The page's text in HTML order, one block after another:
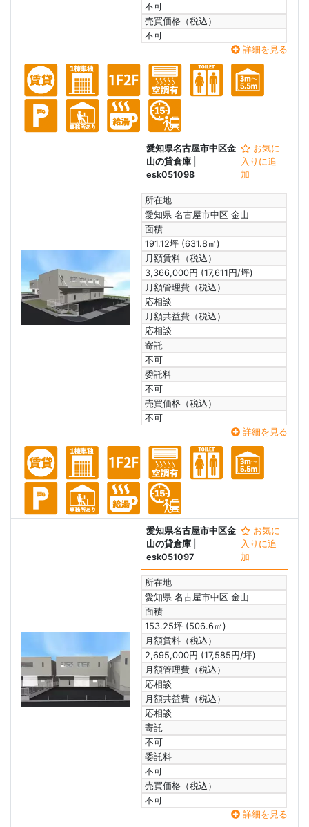
不可
売買価格（税込）
不可
詳細を見る
愛知県名古屋市中区金
山の貸倉庫
esk051098
お気に
入りに追
加
所在地
愛知県 名古屋市中区 金山
面積
191.12坪 (631.8㎡)
月額賃料（税込）
3,366,000円 (17,611円/坪)
月額管理費（税込）
応相談
月額共益費（税込）
応相談
寄託
不可
委託料
不可
売買価格（税込）
不可
詳細を見る
愛知県名古屋市中区金
山の貸倉庫
esk051097
お気に
入りに追
加
所在地
愛知県 名古屋市中区 金山
面積
153.25坪 (506.6㎡)
月額賃料（税込）
2,695,000円 (17,585円/坪)
月額管理費（税込）
応相談
月額共益費（税込）
応相談
寄託
不可
委託料
不可
売買価格（税込）
不可
詳細を見る